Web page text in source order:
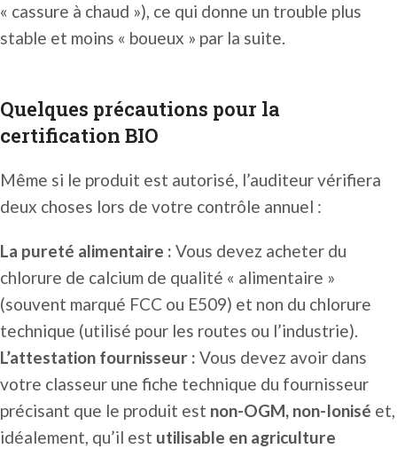
« cassure à chaud »), ce qui donne un trouble plus
stable et moins « boueux » par la suite.
Quelques précautions pour la
certification BIO
Même si le produit est autorisé, l’auditeur vérifiera
deux choses lors de votre contrôle annuel :
La pureté alimentaire : Vous devez acheter du
chlorure de calcium de qualité « alimentaire »
(souvent marqué FCC ou E509) et non du chlorure
technique (utilisé pour les routes ou l’industrie).
L’attestation fournisseur : Vous devez avoir dans
votre classeur une fiche technique du fournisseur
précisant que le produit est non-OGM, non-Ionisé et,
idéalement, qu’il est utilisable en agriculture